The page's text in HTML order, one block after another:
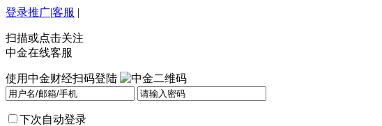
登录推广|客服 |
扫描或点击关注
中金在线客服
使用中金财经扫码登陆
下次自动登录